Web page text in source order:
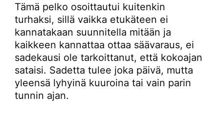
Tämä pelko osoittautui kuitenkin
turhaksi, sillä vaikka etukäteen ei
kannatakaan suunnitella mitään ja
kaikkeen kannattaa ottaa säävaraus, ei
sadekausi ole tarkoittanut, että kokoajan
sataisi. Sadetta tulee joka päivä, mutta
yleensä lyhyinä kuuroina tai vain parin
tunnin ajan.